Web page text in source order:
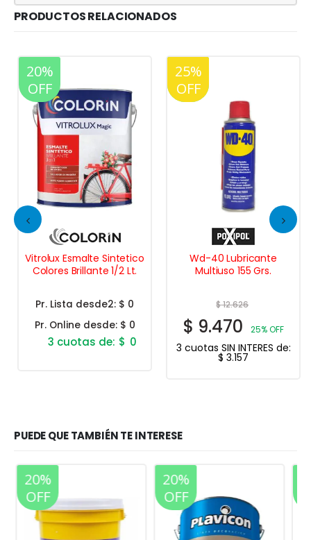
PRODUCTOS RELACIONADOS
20%
OFF
Vitrolux Esmalte Sintetico
Colores Brillante 1/2 Lt.
Pr. Lista desde2: $ 0
Pr. Online desde: $ 0
$ 0
25%
OFF
20%
OFF
Wd-40 Lubricante
Multiuso 155 Grs.
$12.626
$ 9.470 25% OFF
3 cuotas SIN INTERES de:
$ 3.157
PUEDE QUE TAMBIÉN TE INTERESE
20%
OFF
20%
OFF